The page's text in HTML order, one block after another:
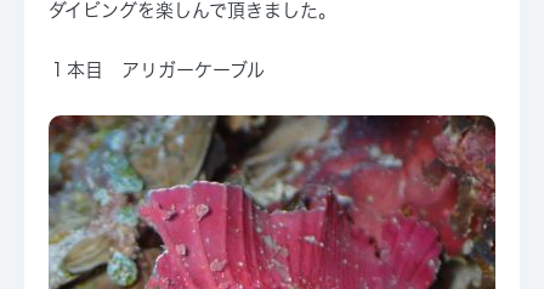
ダイビングを楽しんで頂きました。
１本目 アリガーケーブル